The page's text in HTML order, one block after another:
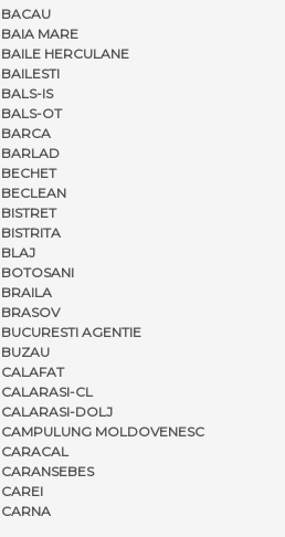
BACAU
BAIA MARE
BAILE HERCULANE
BAILESTI
BALS-IS
BALS-OT
BARCA
BARLAD
BECHET
BECLEAN
BISTRET
BISTRITA
BLAJ
BOTOSANI
BRAILA
BRASOV
BUCURESTI AGENTIE
BUZAU
CALAFAT
CALARASI-CL
CALARASI-DOLJ
CAMPULUNG MOLDOVENESC
CARACAL
CARANSEBES
CAREI
CARNA